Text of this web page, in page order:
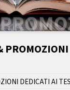
PROMOZIONI
DEDICATI AI